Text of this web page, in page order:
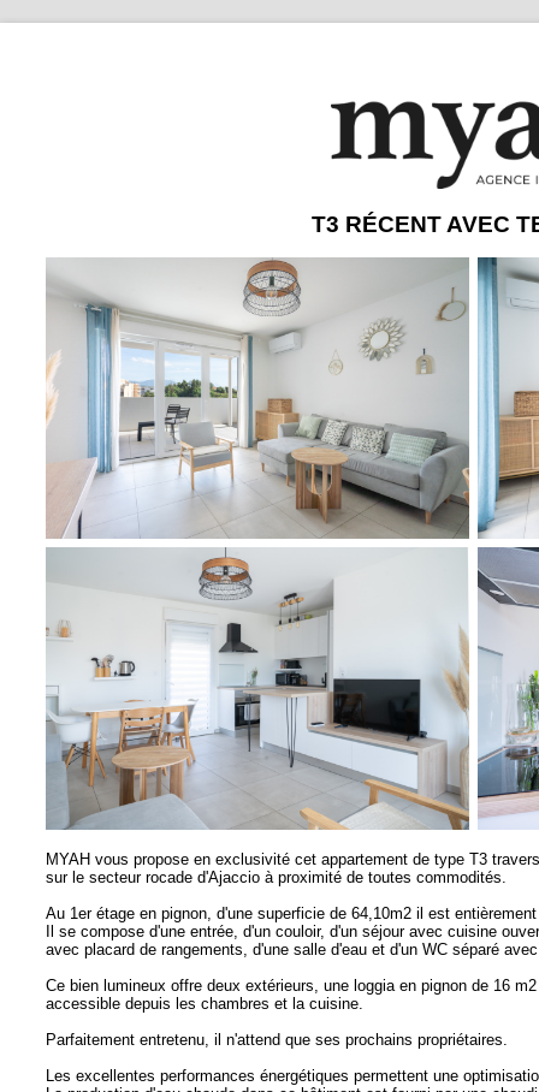
T3 RÉCENT AVEC
MYAH vous propose en exclusivité cet appartement de type T3
sur le secteur rocade d'Ajaccio à proximité de toutes commodités.
Au 1er étage en pignon, d'une superficie de 64,10m2 il est
Il se compose d'une entrée, d'un couloir, d'un séjour avec cuisine
avec placard de rangements, d'une salle d'eau et d'un WC séparé
Ce bien lumineux offre deux extérieurs, une loggia en pignon de 16
accessible depuis les chambres et la cuisine.
Parfaitement entretenu, il n'attend que ses prochains propriétaires.
Les excellentes performances énergétiques permettent une